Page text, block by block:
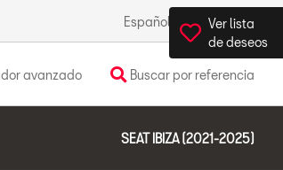
Español México
avanzado Buscar por referencia
Ver lista
de deseos
SEAT IBIZA (2021-2025)